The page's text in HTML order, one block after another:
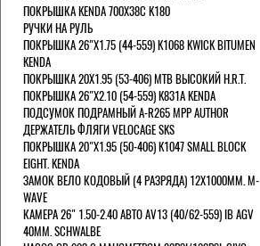
ПОКРЫШКА KENDA 700Х38С K180
РУЧКИ НА РУЛЬ
ПОКРЫШКА 26"Х1.75 (44-559) K1068 KWICK BITUMEN
KENDA
ПОКРЫШКА 20X1.95 (53-406) MTB ВЫСОКИЙ H.R.T.
ПОКРЫШКА 26"Х2.10 (54-559) K831A KENDA
ПОДСУМОК ПОДРАМНЫЙ A-R265 MPP AUTHOR
ДЕРЖАТЕЛЬ ФЛЯГИ VELOCAGE SKS
ПОКРЫШКА 20"Х1.95 (50-406) K1047 SMALL BLOCK
EIGHT. KENDA
ЗАМОК ВЕЛО КОДОВЫЙ (4 РАЗРЯДА) 12Х1000ММ. M-
WAVE
КАМЕРА 26" 1.50-2.40 АВТО AV13 (40/62-559) IB AGV
40MM. SCHWALBE